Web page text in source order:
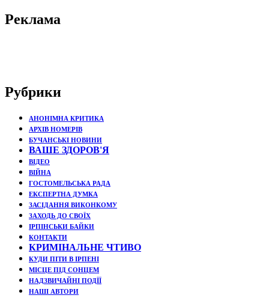
Реклама
Рубрики
АНОНІМНА КРИТИКА
АРХІВ НОМЕРІВ
БУЧАНСЬКІ НОВИНИ
ВАШЕ ЗДОРОВ'Я
ВІДЕО
ВІЙНА
ГОСТОМЕЛЬСЬКА РАДА
ЕКСПЕРТНА ДУМКА
ЗАСІДАННЯ ВИКОНКОМУ
ЗАХОДЬ ДО СВОЇХ
ІРПІНСЬКИ БАЙКИ
КОНТАКТИ
КРИМІНАЛЬНЕ ЧТИВО
КУДИ ПІТИ В ІРПЕНІ
МІСЦЕ ПІД СОНЦЕМ
НАДЗВИЧАЙНІ ПОДЇЇ
НАШІ АВТОРИ